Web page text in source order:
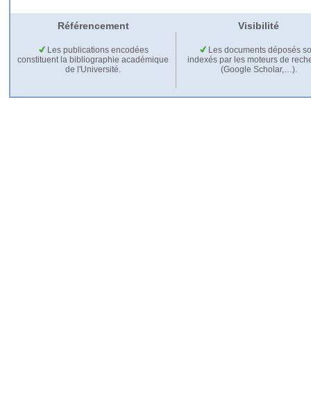
Référencement Visibilité
Les publications encodées
constituent la bibliographie académique
de l'Université.
Les documents déposés
indexés par les moteurs de
(Google Scholar,…).